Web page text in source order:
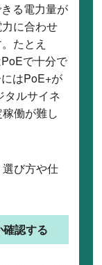
る電力量が
に合わせ
たとえ
で十分で
はPoE+が
タルサイネ
働が難し
び方や仕
認する